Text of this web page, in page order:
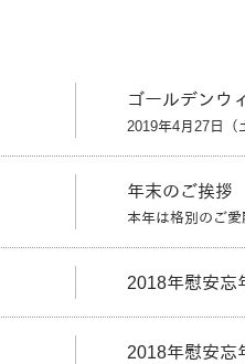
ゴールデンウ
2019年4月27日（
年末のご挨拶
本年は格別のご
2018年慰安忘
2018年慰安忘